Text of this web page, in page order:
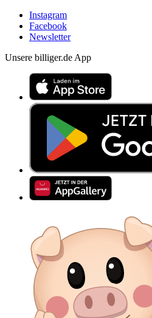
Instagram
Facebook
Newsletter
Unsere billiger.de App